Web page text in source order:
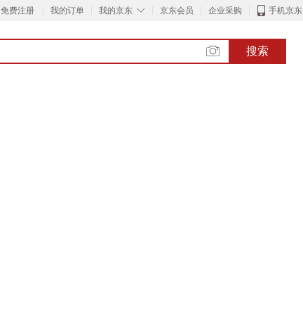
免费注册 我的订单 ◇
我的京东 京东会员 企业采购 手机京东
搜索